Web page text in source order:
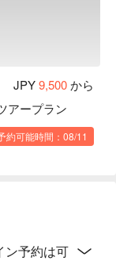
JPY9,500から
アープラン
約可能時間：08/11
ン予約は可